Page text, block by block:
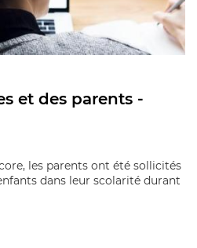
et des parents -
les parents ont été sollicités
dans leur scolarité durant